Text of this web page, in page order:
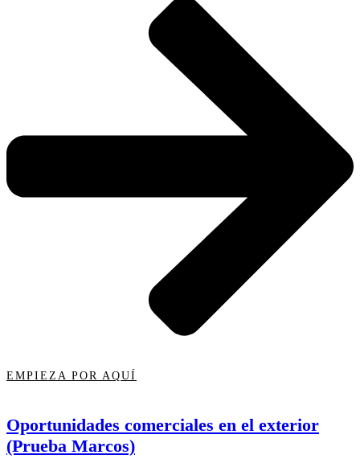
EMPIEZA POR AQUÍ
Oportunidades comerciales en el exterior
(Prueba Marcos)